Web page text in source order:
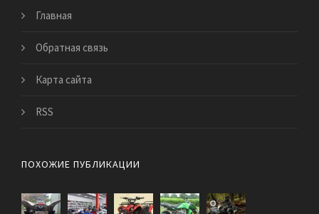
Главная
Обратная связь
Карта сайта
RSS
ПОХОЖИЕ ПУБЛИКАЦИИ